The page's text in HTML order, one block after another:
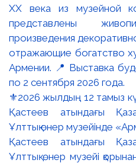
⚜️2026 жылдың 12 тамыз
Қастеев атындағы
Ұлттық өнер музейінде
Қастеев атындағы
Ұлттық өнер музейі